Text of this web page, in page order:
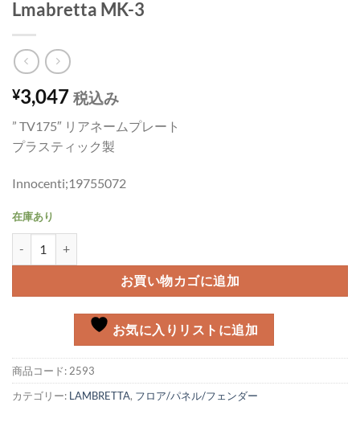
Lmabretta MK-3
¥3,047 税込み
” TV175″ リアネームプレート
プラスティック製
Innocenti;19755072
在庫あり
お買い物カゴに追加
お気に入りリストに追加
商品コード:2593
カテゴリー: LAMBRETTA, フロア/パネル/フェンダー